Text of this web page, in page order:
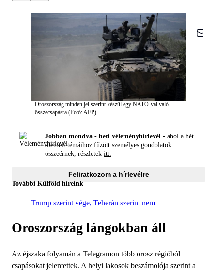
Oroszország minden jel szerint készül egy NATO-val való
összecsapásra (Fotó: AFP)
Jobban mondva - heti véleményhírlevél - ahol a hét
kiemelt témáihoz fűzött személyes gondolatok
összeérnek, részletek itt.
Feliratkozom a hírlevélre
További Külföld híreink
Trump szerint vége, Teherán szerint nem
Oroszország lángokban áll
Az éjszaka folyamán a Telegramon több orosz régióból
csapásokat jelentettek. A helyi lakosok beszámolója szerint a